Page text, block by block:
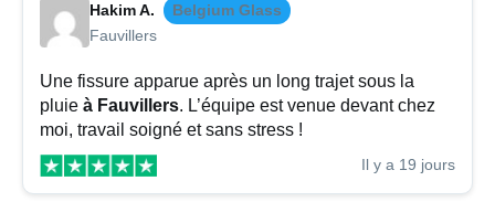
Hakim A.
Belgium Glass
Fauvillers
Une fissure apparue après un long trajet sous la
pluie à Fauvillers. L’équipe est venue devant chez
moi, travail soigné et sans stress !
Il y a 19 jours